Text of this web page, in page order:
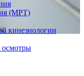
(МРТ)
кинезиологии
осмотры